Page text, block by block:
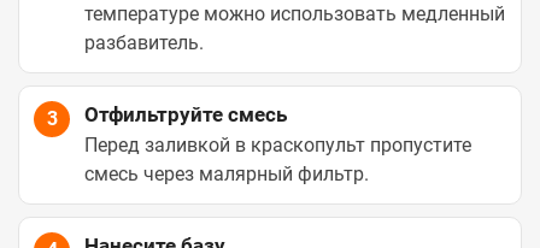
температуре можно использовать медленный
разбавитель.
3 Отфильтруйте смесь
Перед заливкой в краскопульт пропустите
смесь через малярный фильтр.